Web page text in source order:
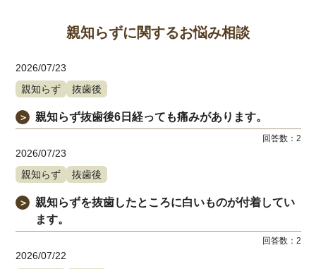
親知らずに関するお悩み相談
2026/07/23
親知らず
抜歯後
＞ 親知らず抜歯後6日経っても痛みがあります。
回答数： 2
2026/07/23
親知らず
抜歯後
＞
親知らずを抜歯したところに白いものが付着してい
ます。
回答数： 2
2026/07/22